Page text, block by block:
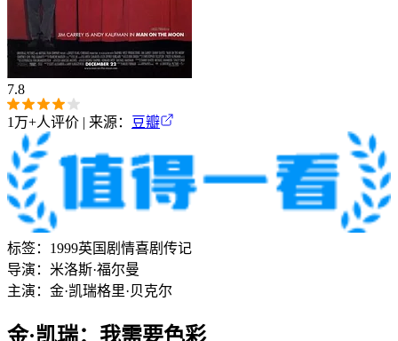
7.8
1万+人评价 | 来源： 豆瓣
标签： 1999英国 剧情喜剧 传记
导演： 米洛斯·福尔曼
主演： 金·凯瑞格里·贝克尔
金·凯瑞：我需要色彩